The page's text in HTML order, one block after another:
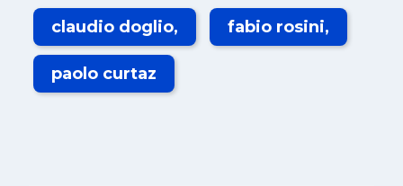
claudio doglio fabio rosini
paolo curtaz